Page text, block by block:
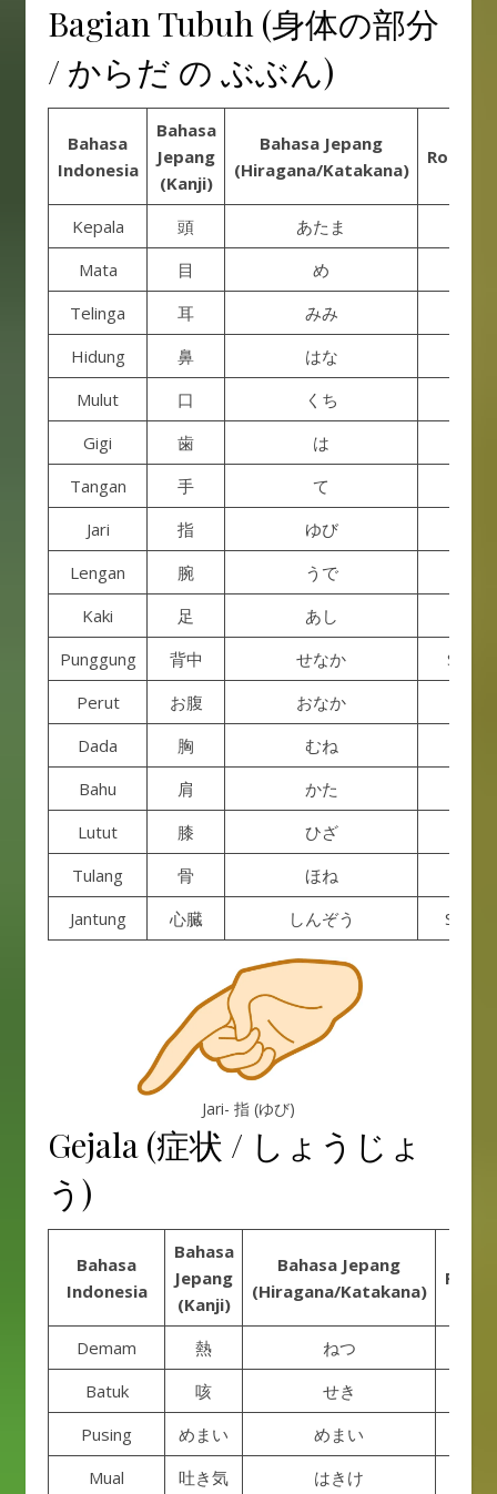
Bagian Tubuh (身体の部分
/ からだ の ぶぶん)
Bahasa
Indonesia
Bahasa
Jepang
(Kanji)
Bahasa Jepang
(Hiragana/Katakana)
Kepala 頭 あたま
Mata
目 め
Telinga
耳 みみ
Hidung
鼻 はな
Mulut
口 くち
Gigi
歯 は
Tangan
手 て
Jari
指 ゆび
Lengan
腕 うで
Kaki
足 あし
Punggung
背中 せなか
Perut
お腹 おなか
Dada
胸 むね
Bahu
肩 かた
Lutut
膝 ひざ
Tulang
骨 ほね
Jantung
心臓 しんぞう
Jari- 指 (ゆび)
Gejala (症状 / しょうじょ
う)
Bahasa
Indonesia
Bahasa
Jepang
(Kanji)
Bahasa Jepang
(Hiragana/Katakana)
Demam 熱 ねつ
Batuk
咳 せき
Pusing
めまい めまい
Mual
吐き気 はきけ